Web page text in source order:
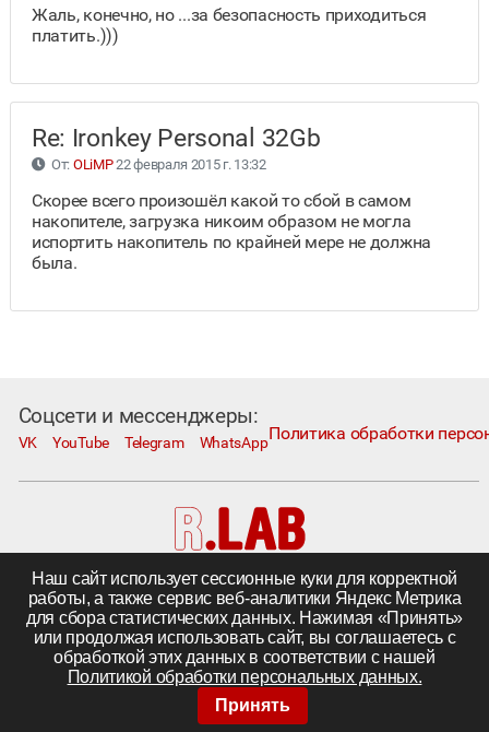
Жаль, конечно, но ...за безопасность приходиться
платить.)))
Re: Ironkey Personal 32Gb
От: OLiMP22 февраля 2015 г. 13:32
Скорее всего произошёл какой то сбой в самом
накопителе, загрузка никоим образом не могла
испортить накопитель по крайней мере не должна
была.
Соцсети и мессенджеры:
VK YouTube Telegram WhatsAppПолитика обработки
Москва, Коровий Вал, д. 1А, стр. 1
Телефон:+7 495 230−1000; e-mail:in@rlab.ru
Другие города|Поставка комплектующих
©ООО «R.LAB», 2005—2026
Наш сайт использует сессионные куки для корректной
работы, а также сервис веб-аналитики Яндекс Метрика
для сбора статистических данных. Нажимая «Принять»
или продолжая использовать сайт, вы соглашаетесь с
обработкой этих данных в соответствии с нашей
Политикой обработки персональных данных.
Принять